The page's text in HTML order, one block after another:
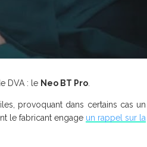
DVA : le Neo BT Pro
provoquant dans certains cas un
le fabricant engage un rappel sur la